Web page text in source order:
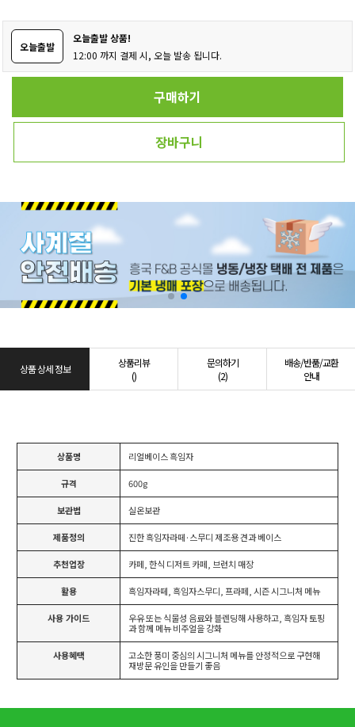
오늘출발
오늘출발 상품!
12:00 까지 결제 시, 오늘 발송 됩니다.
구매하기
장바구니
상품 상세 정보
상품리뷰
()
문의하기
(2)
배송/반품/교환
안내
상품명 리얼베이스 흑임자
규격 600g
보관법 실온보관
제품정의 진한 흑임자라떼·스무디 제조용 견과 베이스
추천업장 카페, 한식 디저트 카페, 브런치 매장
활용 흑임자라떼, 흑임자스무디, 프라페, 시즌 시그니처 메뉴
사용 가이드
우유 또는 식물성 음료와 블렌딩해 사용하고, 흑임자 토핑
과 함께 메뉴 비주얼을 강화
사용혜택
고소한 풍미 중심의 시그니처 메뉴를 안정적으로 구현해
재방문 유인을 만들기 좋음